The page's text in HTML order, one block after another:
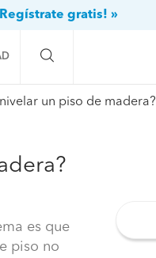
gratis! »
a la comunidad
un piso de madera?
es que
piso no